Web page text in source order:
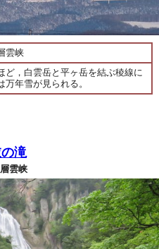
雲峡
ど，白雲岳と平ヶ岳を結ぶ稜線に
年雪が見られる。
滝
雲峡